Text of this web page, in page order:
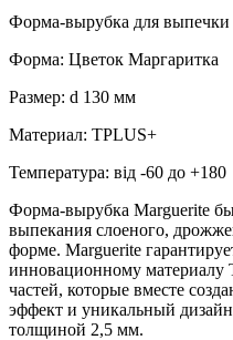
Форма-вырубка для выпечки
Форма: Цветок Маргаритка
Размер: d 130 мм
Материал: TPLUS+
Температура: від -60 до +180
Форма-вырубка Marguerite
выпекания слоеного,
форме. Marguerite
инновационному материалу
частей, которые вместе
эффект и уникальный
толщиной 2,5 мм.